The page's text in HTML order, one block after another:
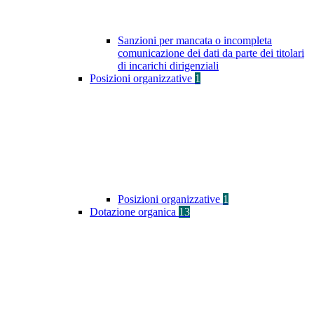
Sanzioni per mancata o incompleta
comunicazione dei dati da parte dei titolari
di incarichi dirigenziali
Posizioni organizzative 1
Posizioni organizzative 1
Dotazione organica 13